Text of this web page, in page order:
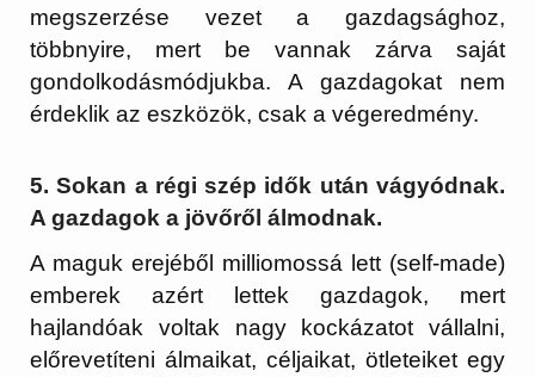
megszerzése vezet a gazdagsághoz,
többnyire, mert be vannak zárva saját
gondolkodásmódjukba. A gazdagokat nem
érdeklik az eszközök, csak a végeredmény.
5. Sokan a régi szép idők után vágyódnak.
A gazdagok a jövőről álmodnak.
A maguk erejéből milliomossá lett (self-made)
emberek azért lettek gazdagok, mert
hajlandóak voltak nagy kockázatot vállalni,
előrevetíteni álmaikat, céljaikat, ötleteiket egy